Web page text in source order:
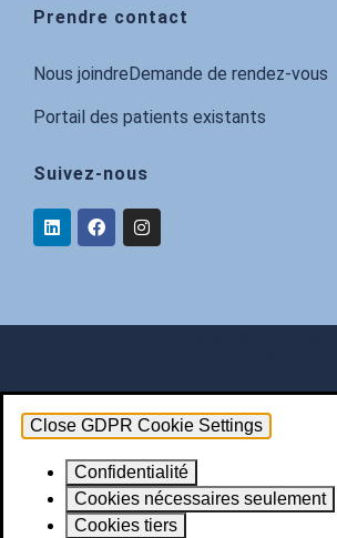
Prendre contact
Nous joindre Demande de rendez-vous
Portail des patients existants
Suivez-nous
Close GDPR Cookie Settings
Confidentialité
Cookies nécessaires seulement
Cookies tiers